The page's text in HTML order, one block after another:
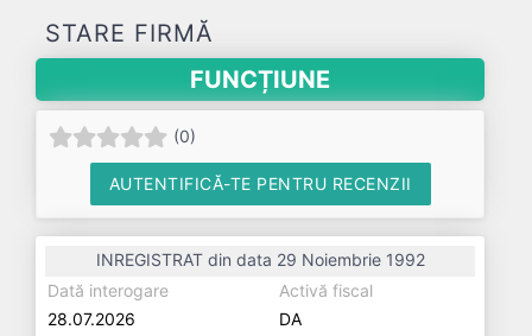
STARE FIRMĂ
FUNCȚIUNE
(0)
AUTENTIFICĂ-TE PENTRU RECENZII
INREGISTRAT din data 29 Noiembrie 1992
Dată interogare
28.07.2026
Activă fiscal
DA